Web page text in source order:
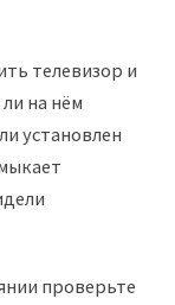
телевизор и
на нём
установлен
проверьте